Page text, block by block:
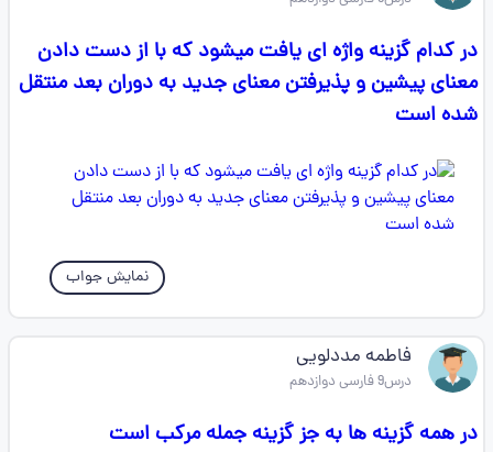
در کدام گزینه واژه ای یافت میشود که با از دست دادن
معنای پیشین و پذیرفتن معنای جدید به دوران بعد منتقل
شده است
نمایش جواب
فاطمه مددلویی
درس9 فارسی دوازدهم
در همه گزینه ها به جز گزینه جمله مرکب است